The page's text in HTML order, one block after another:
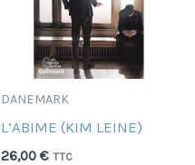
DANEMARK
L’ABIME (KIM LEINE)
26,00 € TTC